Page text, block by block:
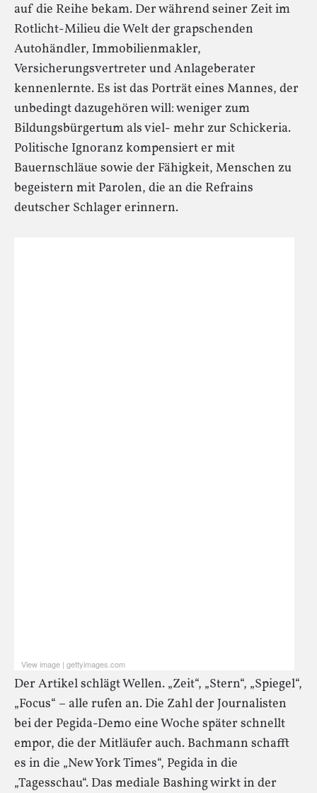
auf die Reihe bekam. Der während seiner Zeit im
Rotlicht-Milieu die Welt der grapschenden
Autohändler, Immobilienmakler,
Versicherungsvertreter und Anlageberater
kennenlernte. Es ist das Porträt eines Mannes, der
unbedingt dazugehören will: weniger zum
Bildungsbürgertum als viel- mehr zur Schickeria.
Politische Ignoranz kompensiert er mit
Bauernschläue sowie der Fähigkeit, Menschen zu
begeistern mit Parolen, die an die Refrains
deutscher Schlager erinnern.
Sie sehen gerade einen Platzhalterinhalt von Standard
Um auf den eigentlichen Inhalt zuzugreifen, klicken Sie
auf den Button unten. Bitte beachten Sie, dass dabei
Daten an Drittanbieter weitergegeben werden.
Inhalt entsperren
Weitere Informationen
View image | gettyimages.com
Der Artikel schlägt Wellen. „Zeit“, „Stern“, „Spiegel“,
„Focus“ – alle rufen an. Die Zahl der Journalisten
bei der Pegida-Demo eine Woche später schnellt
empor, die der Mitläufer auch. Bachmann schafft
es in die „New York Times“, Pegida in die
„Tagesschau“. Das mediale Bashing wirkt in der